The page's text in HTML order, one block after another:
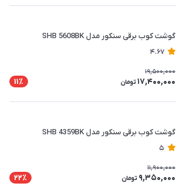
گوشت کوب برقی سنکور مدل SHB 5608BK
4.67
19,500,000
17,400,000 تومان 11٪
گوشت کوب برقی سنکور مدل SHB 4359BK
5
11,900,000
9,350,000 تومان 22٪